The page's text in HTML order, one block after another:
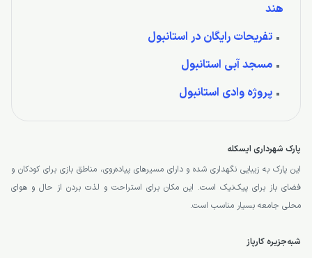
هند
تفریحات رایگان در استانبول
مسجد آبی استانبول
پروژه وادی استانبول
پارک شهرداری ایسکله
این پارک به زیبایی نگهداری شده و دارای مسیرهای پیاده‌روی، مناطق بازی برای کودکان و
فضای باز برای پیک‌نیک است. این مکان برای استراحت و لذت بردن از حال و هوای
محلی جامعه بسیار مناسب است.
شبه‌جزیره کارپاز